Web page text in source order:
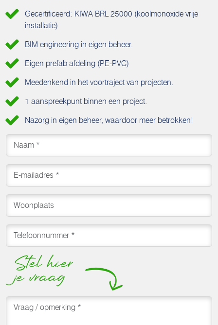
Gecertificeerd: KIWA BRL 25000 (koolmonoxide vrije
installatie)
BIM engineering in eigen beheer.
Eigen prefab afdeling (PE-PVC)
Meedenkend in het voortraject van projecten.
1 aanspreekpunt binnen een project.
Nazorg in eigen beheer, waardoor meer betrokken!